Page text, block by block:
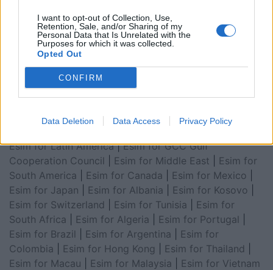
I want to opt-out of Collection, Use,
Retention, Sale, and/or Sharing of my
Personal Data that Is Unrelated with the
Purposes for which it was collected.
Opted Out
CONFIRM
Data Deletion Data Access Privacy Policy
Esim for Global|Esim for Europe|Esim for Caribbean
Esim for USA|
for Turkey
|Esim for Germany
for Asia|Esim for World Cup 2026
Arabia|Esim for Egypt|Esim for United Arab
Emirates | Esim for Balkans| Esim for Morocco
Esim for Latin America|Esim for GCC Gulf
Cooperation Council
Esim for Middle East
Esim for
South America
Esim for Canada Esim for Mexico
Esim for Japan
Esim for Albania Esim for Kosovo
Esim for Switzerland
Esim for Tunisia
Esim for
South Africa
Esim for Algeria Esim for Portugal
Esim for Brazil
Esim for Argentina
Esim for
Colombia
Esim for Hong Kong Esim for Thailand
Esim for Macau
Esim for Malaysia
Esim for Vietnam